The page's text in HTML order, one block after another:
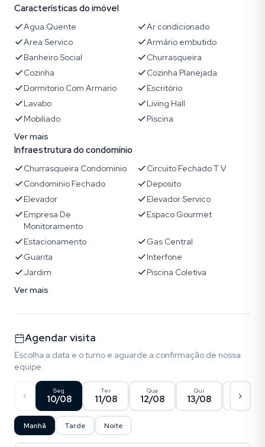
Características do imóvel
Agua Quente
Ar condicionado
Area Servico
Armário embutido
Banheiro Social
Churrasqueira
Cozinha
Cozinha Planejada
Dormitorio Com Armario
Escritório
Lavabo
Living Hall
Mobiliado
Piscina
Ver mais
Infraestrutura do condomínio
Churrasqueira Condominio
Circuito Fechado T V
Condominio Fechado
Deposito
Elevador
Elevador Servico
Empresa De
Monitoramento
Espaco Gourmet
Estacionamento
Gas Central
Guarita
Interfone
Jardim
Piscina Coletiva
Ver mais
Agendar visita
Escolha a data e o turno e aguarde a confirmação de nossa
equipe.
Seg
10/08
Ter
11/08
Qua
12/08
Qui
13/08 14/08
Manhã Tarde Noite